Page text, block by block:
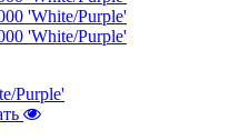
Purple'